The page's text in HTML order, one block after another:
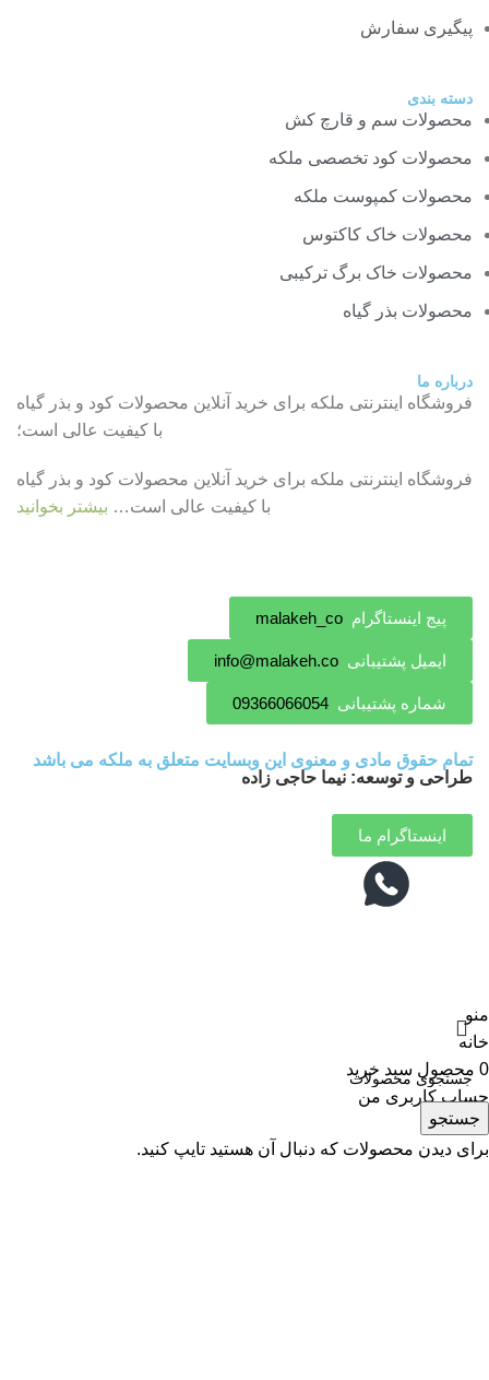
پیگیری سفارش
دسته بندی
محصولات سم و قارچ کش
محصولات کود تخصصی ملکه
محصولات کمپوست ملکه
محصولات خاک کاکتوس
محصولات خاک برگ ترکیبی
محصولات بذر گیاه
درباره ما
فروشگاه اینترنتی ملکه برای خرید آنلاین محصولات کود و بذر گیاه
با کیفیت عالی است؛
فروشگاه اینترنتی ملکه برای خرید آنلاین محصولات کود و بذر گیاه
با کیفیت عالی است… بیشتر بخوانید
پیج اینستاگرام malakeh_co
ایمیل پشتیبانی info@malakeh.co
شماره پشتیبانی 09366066054
تمام حقوق مادی و معنوی این وبسایت متعلق به ملکه می باشد
طراحی و توسعه: نیما حاجی زاده
اینستاگرام ما
جستجو
برای دیدن محصولات که دنبال آن هستید تایپ کنید.
منو
خانه
0 محصول سبد خرید
حساب کاربری من